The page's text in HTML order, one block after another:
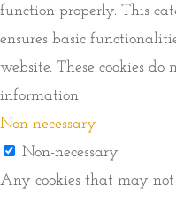
function properly. This
ensures basic
website. These cookies do
information.
Non-necessary
Non-necessary
Any cookies that may